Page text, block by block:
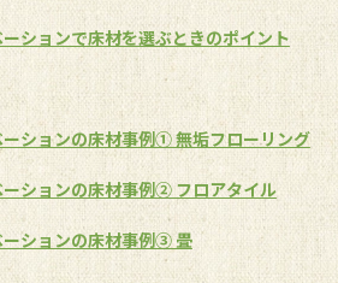
ションで床材を選ぶときのポイント
ションの床材事例① 無垢フローリング
ションの床材事例② フロアタイル
ションの床材事例③ 畳